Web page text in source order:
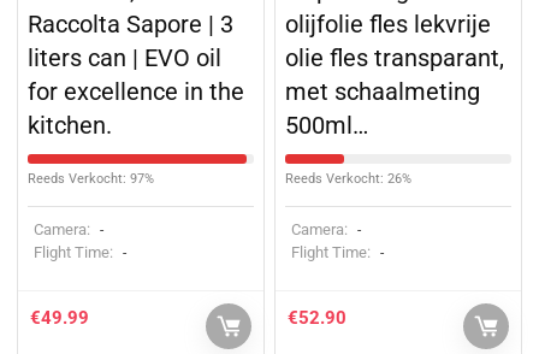
Raccolta Sapore | 3
liters can | EVO oil
for excellence in the
kitchen.
Reeds Verkocht: 97%
Camera: -
Flight Time: -
€49.99
olijfolie fles lekvrije
olie fles transparant,
met schaalmeting
500ml…
Reeds Verkocht: 26%
Camera: -
Flight Time: -
€52.90